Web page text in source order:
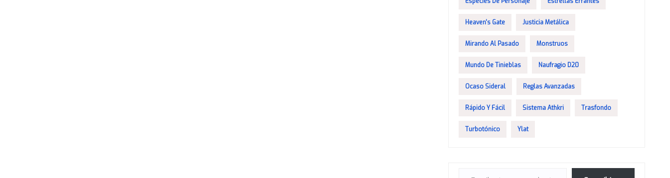
Heaven's Gate Justicia Metálica
Mirando Al Pasado Monstruos
Mundo De Tinieblas Naufragio D20
Ocaso Sideral Reglas Avanzadas
Rápido Y Fácil Sistema Athkri Trasfondo
Turbotónico Ylat